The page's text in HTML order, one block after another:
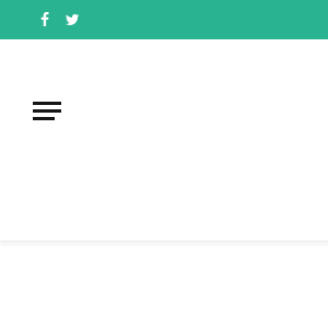
Facebook
Twitter